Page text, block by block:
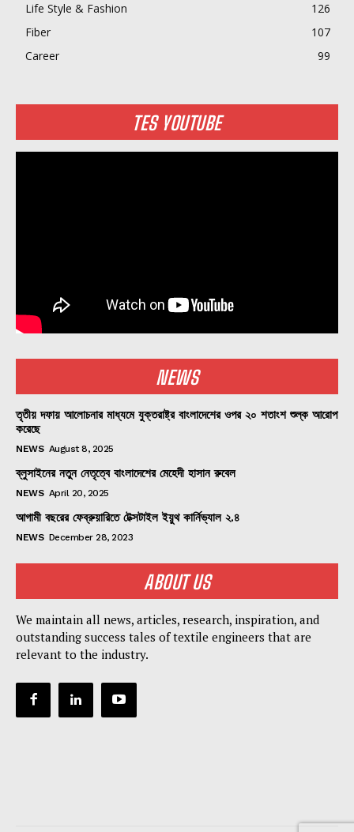
Life Style & Fashion
126
Fiber
107
Career
99
TES YOUTUBE
NEWS
তৃতীয় দফায় আলোচনার মাধ্যমে যুক্তরাষ্ট্র বাংলাদেশের ওপর ২০ শতাংশ শুল্ক আরোপ
করেছে
NEWS August 8, 2025
ব্লুসাইনের নতুন নেতৃত্বে বাংলাদেশের মেহেদী হাসান রুবেল
NEWS April 20, 2025
আগামী বছরের ফেব্রুয়ারিতে টেক্সটাইল ইয়ুথ কার্নিভ্যাল ২.৪
NEWS December 28, 2023
ABOUT US
We maintain all news, articles, research, inspiration, and
outstanding success tales of textile engineers that are
relevant to the industry.